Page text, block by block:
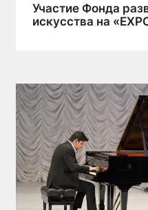
Участие Фонда
искусства на